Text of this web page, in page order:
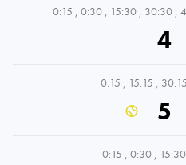
0:15 , 0:30 , 15:30 , 30:30 ,
4
0:15 , 15:15 , 30:15
5
0:15 , 0:30 , 15:30